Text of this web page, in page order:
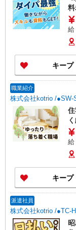
給
善
に
間
手
歓
者
キープ
職業紹介
株式会社kotrio /●SW-
給
善
に
間
手
歓
者
キープ
派遣社員
株式会社kotrio /●TC-